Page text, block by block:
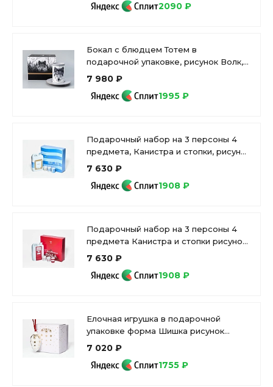
2090 ₽
Бокал с блюдцем Тотем в
подарочной упаковке, рисунок Волк,
арт. 81.28374.00.1
7 980 ₽
1995 ₽
Подарочный набор на 3 персоны 4
предмета, Канистра и стопки, рисунок
Невская корюшка, арт. 81.34241.00.1
7 630 ₽
1908 ₽
Подарочный набор на 3 персоны 4
предмета Канистра и стопки рисунок
Газвода, арт. 81.34242.00.1
7 630 ₽
1908 ₽
Елочная игрушка в подарочной
упаковке форма Шишка рисунок
Рождество, арт 81.33933.00.1
7 020 ₽
1755 ₽